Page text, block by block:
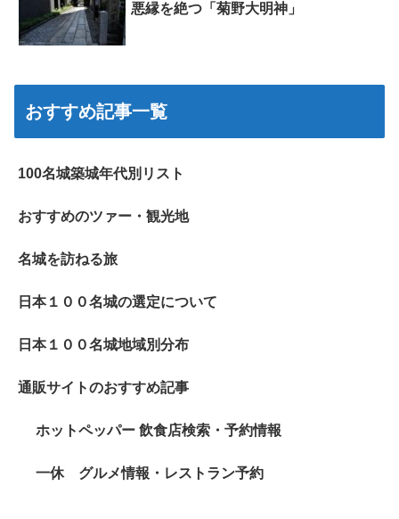
悪縁を絶つ「菊野大明神」
おすすめ記事一覧
100名城築城年代別リスト
おすすめのツァー・観光地
名城を訪ねる旅
日本１００名城の選定について
日本１００名城地域別分布
通販サイトのおすすめ記事
ホットペッパー 飲食店検索・予約情報
一休 グルメ情報・レストラン予約